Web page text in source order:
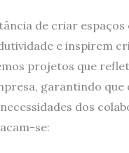
de criar
e inspirem
projetos que
garantindo que
dos
se: